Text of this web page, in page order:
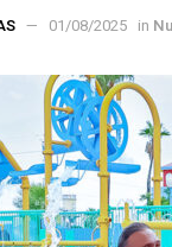
01/08/2025 in